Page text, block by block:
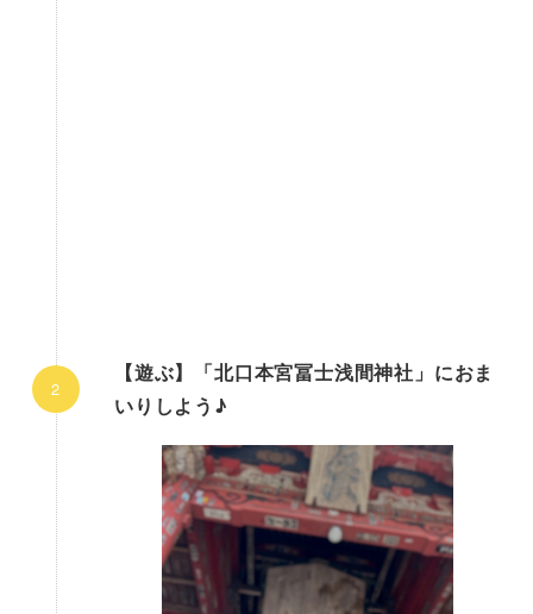
【遊ぶ】「北口本宮冨士浅間神社」におま
いりしよう♪